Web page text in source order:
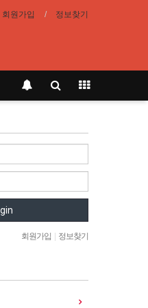
회원가입 정보찾기
회원가입 정보찾기